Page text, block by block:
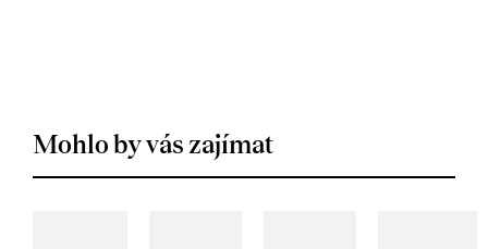
Mohlo by vás zajímat